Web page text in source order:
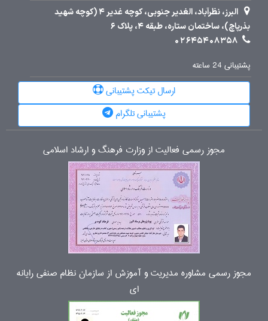
البرز، نظرآباد، الغدیر جنوبی، کوچه غدیر 4 (کوچه شهید
بذرپاچ)، ساختمان ستاره، طبقه 4، پلاک 6
02645408358
پشتیبانی 24 ساعته
ارسال تیکت پشتیبانی
پشتیبانی تلگرام
مجوز رسمی فعالیت از وزارت فرهنگ و ارشاد اسلامی
مجوز رسمی مشاوره مدیریت و آموزش از سازمان نظام صنفی رایانه
ای